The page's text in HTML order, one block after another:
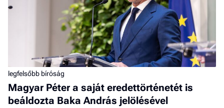
legfelsőbb bíróság
Magyar Péter a saját eredettörténetét is
beáldozta Baka András jelölésével